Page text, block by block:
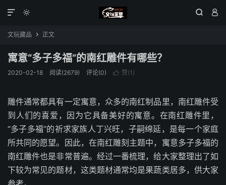
  

文玩藏品  正文
寓意“多子多福”的南红雕件有哪些？
2020-02-18 阅读(2679) 评论(0)  赞(1 )
雕件通常都具有一定寓意，众多的南红制品里，南红雕件受
到人们的喜爱，因为它具备美好的寓意。在南红雕件里，
“多子多福”的祈求家族人丁兴旺，子嗣绵延，是每一个家庭
所共同的愿望。因此，在南红雕刻主题中，寓意多子多福的
南红雕件也是非常普遍。经过一番梳理，给大家整理出了如
下较为常见的题材，这类题材通常均是果蔬类居多，供大家